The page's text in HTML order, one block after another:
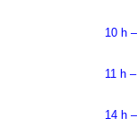
10 h
11 h
14 h